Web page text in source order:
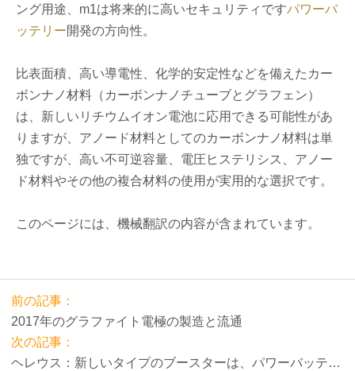
ング用途、m1は将来的に高いセキュリティですパワーバ
ッテリー開発の方向性。
比表面積、高い導電性、化学的安定性などを備えたカー
ボンナノ材料（カーボンナノチューブとグラフェン）
は、新しいリチウムイオン電池に応用できる可能性があ
りますが、アノード材料としてのカーボンナノ材料は単
独ですが、高い不可逆容量、電圧ヒステリシス、アノー
ド材料やその他の複合材料の使用が実用的な選択です。
このページには、機械翻訳の内容が含まれています。
前の記事：
2017年のグラファイト電極の製造と流通
次の記事：
ヘレウス：新しいタイプのブースターは、パワーバッテリ